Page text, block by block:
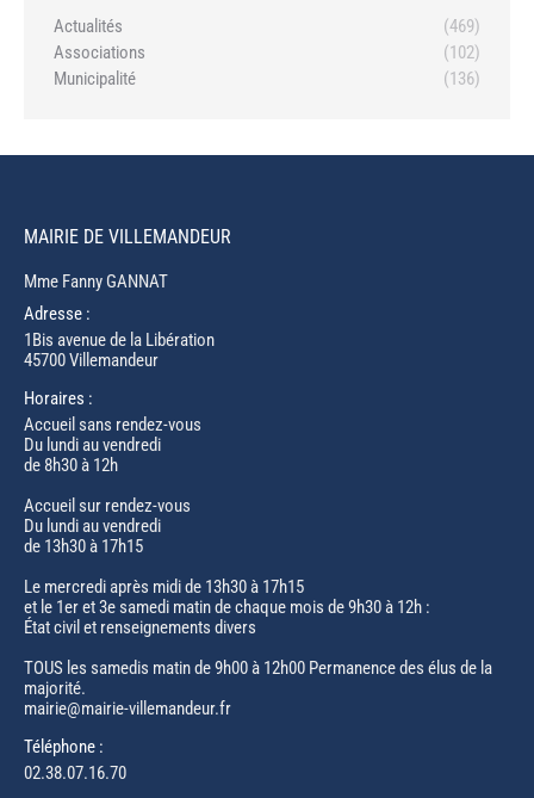
Actualités
(469)
Associations
(102)
Municipalité
(136)
MAIRIE DE VILLEMANDEUR
Mme Fanny GANNAT
Adresse :
1Bis avenue de la Libération
45700 Villemandeur
Horaires :
Accueil sans rendez-vous
Du lundi au vendredi
de 8h30 à 12h
Accueil sur rendez-vous
Du lundi au vendredi
de 13h30 à 17h15
Le mercredi après midi de 13h30 à 17h15
et le 1er et 3e samedi matin de chaque mois de 9h30 à 12h :
État civil et renseignements divers
TOUS les samedis matin de 9h00 à 12h00 Permanence des élus de la
majorité.
mairie@mairie-villemandeur.fr
Téléphone :
02.38.07.16.70